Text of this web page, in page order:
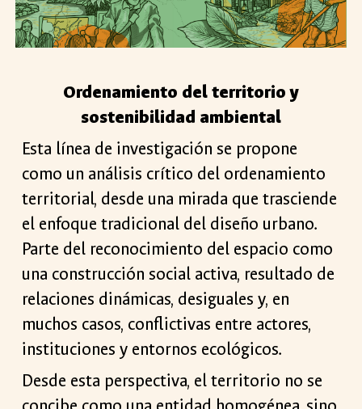
Ordenamiento del territorio y
sostenibilidad ambiental
Esta línea de investigación se propone
como un análisis crítico del ordenamiento
territorial, desde una mirada que trasciende
el enfoque tradicional del diseño urbano.
Parte del reconocimiento del espacio como
una construcción social activa, resultado de
relaciones dinámicas, desiguales y, en
muchos casos, conflictivas entre actores,
instituciones y entornos ecológicos.
Desde esta perspectiva, el territorio no se